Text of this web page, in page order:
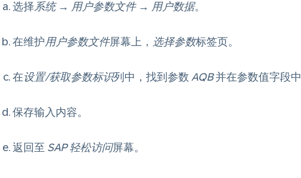
选择系统→ 用户参数文件→ 用户数据。
在维护用户参数文件屏幕上， 选择参数标签页。
在设置/获取参数标识列中，找到参数 AQB并在参数值字段
保存输入内容。
返回至 SAP 轻松访问屏幕。